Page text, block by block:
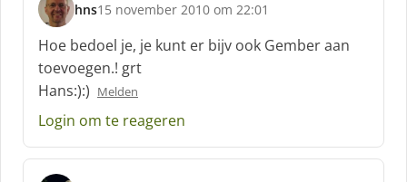
hns
s
c
h
r
e
e
:
15 november 2010 om 22:01
Hoe bedoel je, je kunt er bijv ook Gember aan
toevoegen.! grt
Hans:):) Melden
Login om te reageren